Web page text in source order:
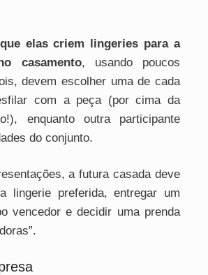
elas criem lingeries para a
casamento, usando poucos
devem escolher uma de cada
com a peça (por cima da
enquanto outra participante
do conjunto.
a futura casada deve
lingerie preferida, entregar um
vencedor e decidir uma prenda